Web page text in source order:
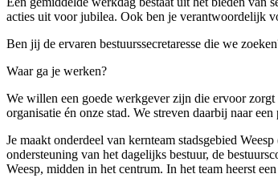
acties uit voor jubilea. Ook ben je verantwoordelijk
Ben jij de ervaren bestuurssecretaresse die we
Waar ga je werken?
We willen een goede werkgever zijn die ervoor zorgt
organisatie én onze stad. We streven daarbij naar
Je maakt onderdeel van kernteam stadsgebied
ondersteuning van het dagelijks bestuur, de
Weesp, midden in het centrum. In het team heerst